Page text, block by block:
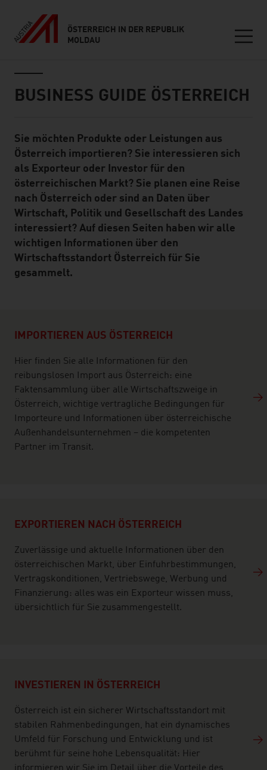
ÖSTERREICH IN DER REPUBLIK
MOLDAU
BUSINESS GUIDE ÖSTERREICH
Standard Content Module
Sie möchten Produkte oder Leistungen aus
Österreich importieren? Sie interessieren sich
als Exporteur oder Investor für den
österreichischen Markt? Sie planen eine Reise
nach Österreich oder sind an Daten über
Wirtschaft, Politik und Gesellschaft des Landes
interessiert? Auf diesen Seiten haben wir alle
wichtigen Informationen über den
Wirtschaftsstandort Österreich für Sie
gesammelt.
IMPORTIEREN AUS ÖSTERREICH
Hier finden Sie alle Informationen für den
reibungslosen Import aus Österreich: eine
Faktensammlung über alle Wirtschaftszweige in
Österreich, wichtige vertragliche Bedingungen für
Importeure und Informationen über österreichische
Außenhandelsunternehmen – die kompetenten
Partner im Transit.
EXPORTIEREN NACH ÖSTERREICH
Zuverlässige und aktuelle Informationen über den
österreichischen Markt, über Einfuhrbestimmungen,
Vertragskonditionen, Vertriebswege, Werbung und
Finanzierung: alles was ein Exporteur wissen muss,
übersichtlich für Sie zusammengestellt.
INVESTIEREN IN ÖSTERREICH
Österreich ist ein sicherer Wirtschaftsstandort mit
stabilen Rahmenbedingungen, hat ein dynamisches
Umfeld für Forschung und Entwicklung und ist
berühmt für seine hohe Lebensqualität: Hier